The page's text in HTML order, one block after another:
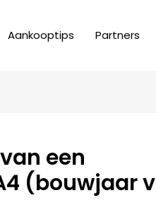
Aankooptips Partners
een
(bouwjaar